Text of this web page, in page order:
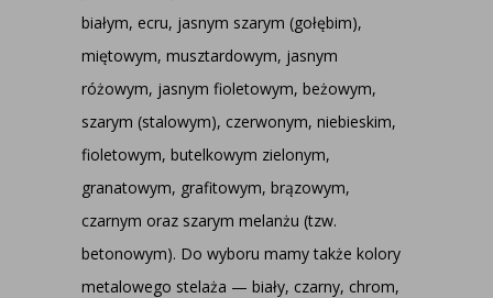
białym, ecru, jasnym szarym (gołębim),
miętowym, musztardowym, jasnym
różowym, jasnym fioletowym, beżowym,
szarym (stalowym), czerwonym, niebieskim,
fioletowym, butelkowym zielonym,
granatowym, grafitowym, brązowym,
czarnym oraz szarym melanżu (tzw.
betonowym). Do wyboru mamy także kolory
metalowego stelaża — biały, czarny, chrom,